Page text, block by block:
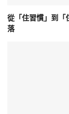
從「住習慣」到「
落